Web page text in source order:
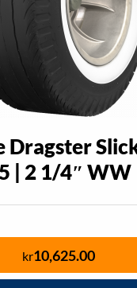
Dragster
| 2 1/4″ WW
kr10,625.00